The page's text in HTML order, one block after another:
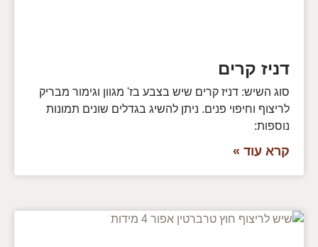
דניז קרים
סוג השיש: דניז קרים שיש בצבע בז' מגוון וגימור מבריק
לריצוף וחיפוי פנים. ניתן להשיג בגדלים שונים תמונות
נוספות:
קרא עוד »